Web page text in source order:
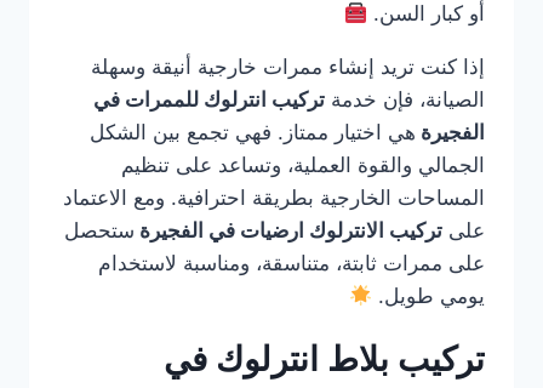
أو كبار السن.
إذا كنت تريد إنشاء ممرات خارجية أنيقة وسهلة
الصيانة، فإن خدمة تركيب انترلوك للممرات في
الفجيرة هي اختيار ممتاز. فهي تجمع بين الشكل
الجمالي والقوة العملية، وتساعد على تنظيم
المساحات الخارجية بطريقة احترافية. ومع الاعتماد
على تركيب الانترلوك ارضيات في الفجيرة ستحصل
على ممرات ثابتة، متناسقة، ومناسبة لاستخدام
يومي طويل.
تركيب بلاط انترلوك في